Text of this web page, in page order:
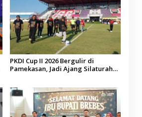
PKDI Cup II 2026 Bergulir di
Pamekasan, Jadi Ajang Silaturahmi